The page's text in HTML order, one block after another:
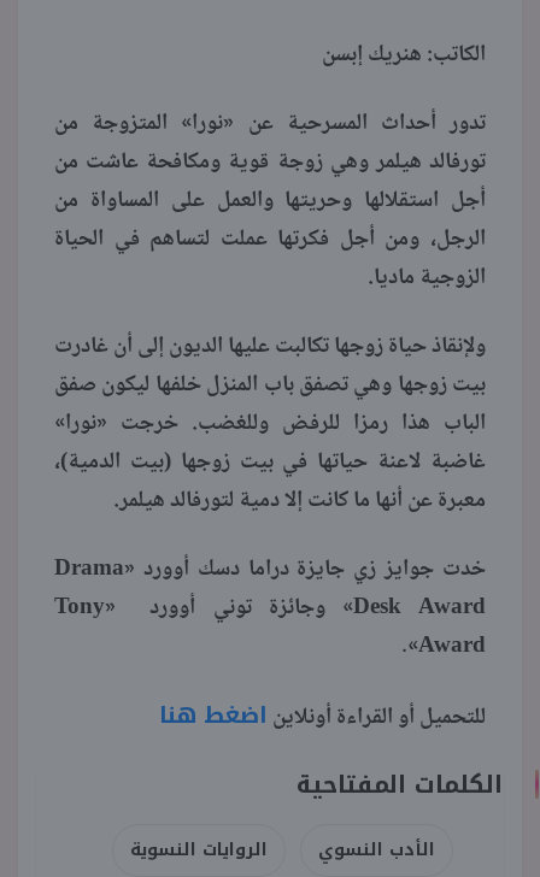
الكاتب: هنريك إبسن
تدور أحداث المسرحية عن «نورا» المتزوجة من
تورفالد هيلمر وهي زوجة قوية ومكافحة عاشت من
أجل استقلالها وحريتها والعمل على المساواة من
الرجل، ومن أجل فكرتها عملت لتساهم في الحياة
الزوجية ماديا.
ولإنقاذ حياة زوجها تكالبت عليها الديون إلى أن غادرت
بيت زوجها وهي تصفق باب المنزل خلفها ليكون صفق
الباب هذا رمزا للرفض وللغضب. خرجت «نورا»
غاضبة لاعنة حياتها في بيت زوجها (بيت الدمية)،
معبرة عن أنها ما كانت إلا دمية لتورفالد هيلمر.
خدت جوايز زي جايزة دراما دسك أوورد «Drama
Desk Award» وجائزة توني أوورد «Tony
Award».
للتحميل أو القراءة أونلاين اضغط هنا
الكلمات المفتاحية
الأدب النسوي الروايات النسوية